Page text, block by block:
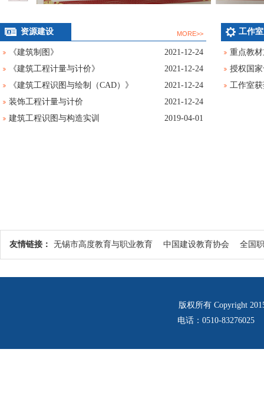
资源建设 MORE>>
《建筑制图》
2021-12-24
《建筑工程计量与计价》
2021-12-24
《建筑工程识图与绘制（CAD）》
2021-12-24
装饰工程计量与计价
2021-12-24
建筑工程识图与构造实训
2019-04-01
工作
重点教
授权国
工作室
友情链接： 无锡市高度教育与职业教育 中国建设教育协会 全国
版权所有 Copyright
电话：0510-